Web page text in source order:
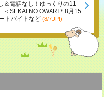
＆電話なし！ゆっくりの11
＜SEKAI NO OWARI＊8月15
トバイトなど (8/7UP!)